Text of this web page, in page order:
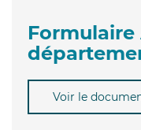
Formulaire
Voir le